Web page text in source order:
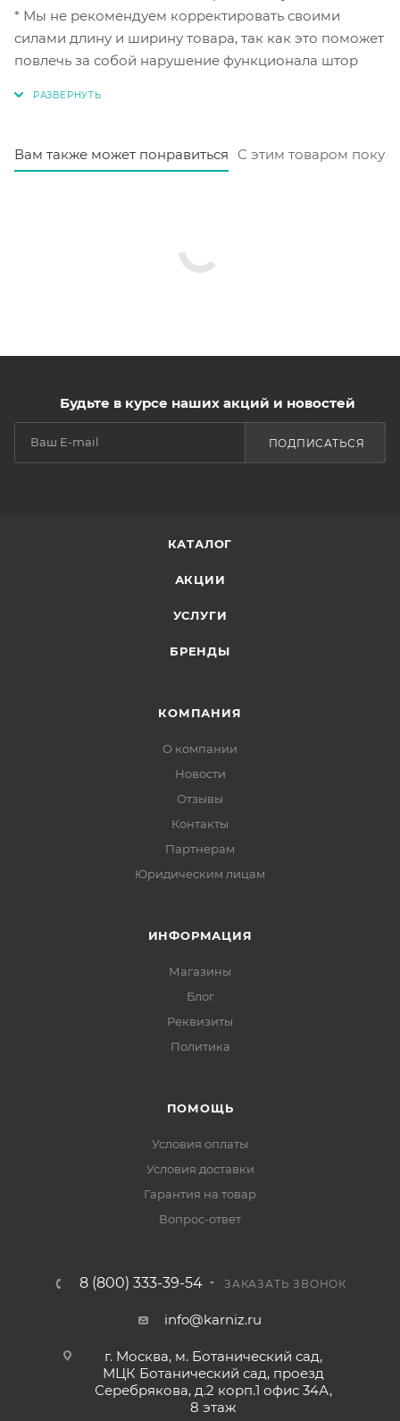
* Мы не рекомендуем корректировать своими
силами длину и ширину товара, так как это поможет
повлечь за собой нарушение функционала штор
Вам также может понравиться С этим товаром
Будьте в курсе наших акций и новостей
ПОДПИСАТЬСЯ
КАТАЛОГ
АКЦИИ
УСЛУГИ
БРЕНДЫ
КОМПАНИЯ
О компании
Новости
Отзывы
Контакты
Партнерам
Юридическим лицам
ИНФОРМАЦИЯ
Магазины
Блог
Реквизиты
Политика
ПОМОЩЬ
Условия оплаты
Условия доставки
Гарантия на товар
Вопрос-ответ
8 (800) 333-39-54 ЗАКАЗАТЬ ЗВОНОК
info@karniz.ru
г. Москва, м. Ботанический сад,
МЦК Ботанический сад, проезд
Серебрякова, д.2 корп.1 офис 34А,
8 этаж